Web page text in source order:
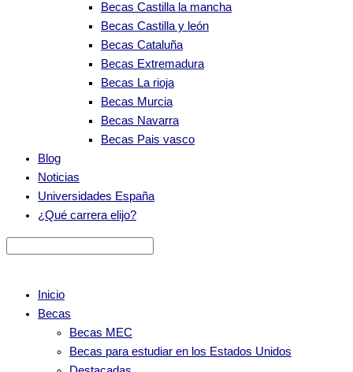
Becas Castilla la mancha
Becas Castilla y león
Becas Cataluña
Becas Extremadura
Becas La rioja
Becas Murcia
Becas Navarra
Becas Pais vasco
Blog
Noticias
Universidades España
¿Qué carrera elijo?
Inicio
Becas
Becas MEC
Becas para estudiar en los Estados Unidos